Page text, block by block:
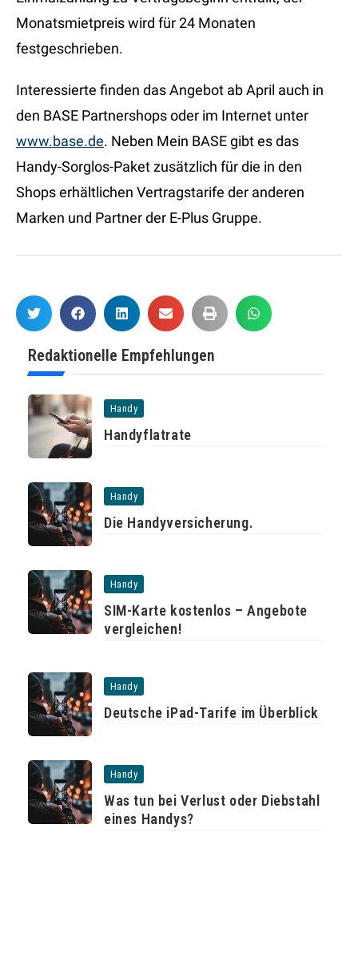
Monatsmietpreis wird für 24 Monaten
festgeschrieben.
Interessierte finden das Angebot ab April auch in
den BASE Partnershops oder im Internet unter
www.base.de. Neben Mein BASE gibt es das
Handy-Sorglos-Paket zusätzlich für die in den
Shops erhältlichen Vertragstarife der anderen
Marken und Partner der E-Plus Gruppe.
Redaktionelle Empfehlungen
Handy
Handyflatrate
Handy
Die Handyversicherung.
Handy
SIM-Karte kostenlos – Angebote
vergleichen!
Handy
Deutsche iPad-Tarife im Überblick
Handy
Was tun bei Verlust oder Diebstahl
eines Handys?